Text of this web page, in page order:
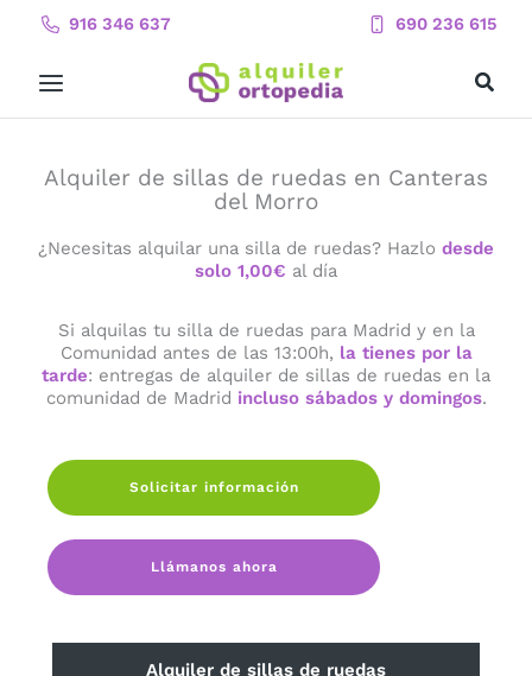
916 346 637 690 236 615
Alquiler de sillas de ruedas en Canteras
del Morro
¿Necesitas alquilar una silla de ruedas? Hazlo desde
solo 1,00€ al día
Si alquilas tu silla de ruedas para Madrid y en la
Comunidad antes de las 13:00h, la tienes por la
tarde: entregas de alquiler de sillas de ruedas en la
comunidad de Madrid incluso sábados y domingos.
Solicitar información
Llámanos ahora
Alquiler de sillas de ruedas